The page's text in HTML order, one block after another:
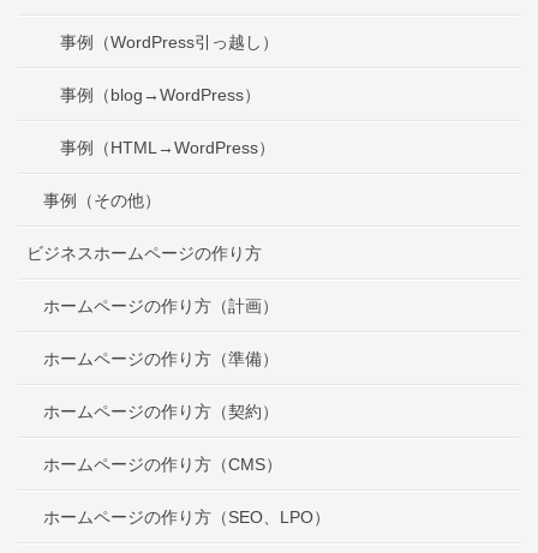
事例（WordPress引っ越し）
事例（blog→WordPress）
事例（HTML→WordPress）
事例（その他）
ビジネスホームページの作り方
ホームページの作り方（計画）
ホームページの作り方（準備）
ホームページの作り方（契約）
ホームページの作り方（CMS）
ホームページの作り方（SEO、LPO）